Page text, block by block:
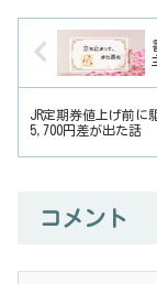
JR定期券値上げ前に
5,700円差が出た話
コメント